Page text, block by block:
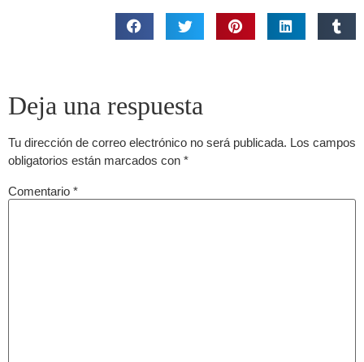
Deja una respuesta
Tu dirección de correo electrónico no será publicada. Los campos
obligatorios están marcados con *
Comentario *